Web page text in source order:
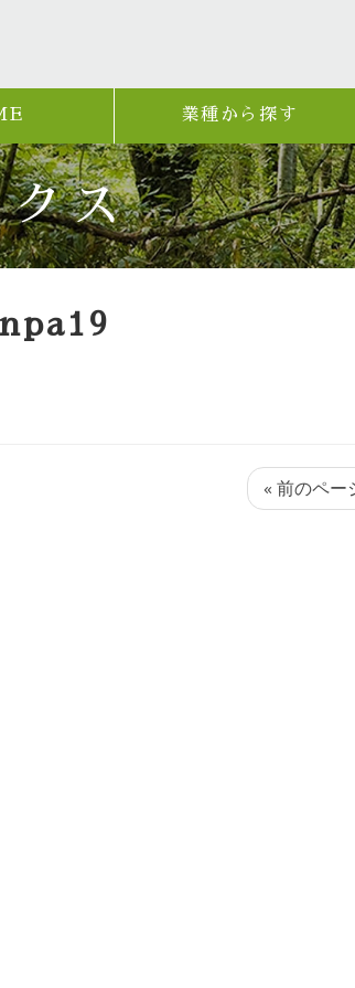
業種から探す
クス
« 前のペー